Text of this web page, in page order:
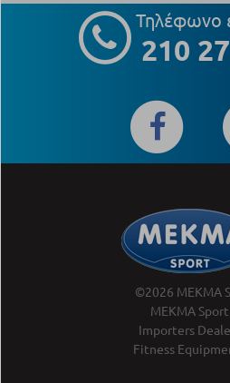
Τηλέφωνο
210
©2026 MEKMA
MEKMA Sport
Importers
Fitness